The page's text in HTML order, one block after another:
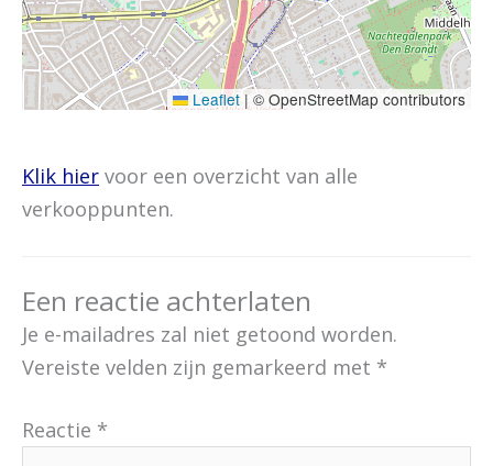
Leaflet | © OpenStreetMap contributors
Klik hier voor een overzicht van alle
verkooppunten.
Een reactie achterlaten
Je e-mailadres zal niet getoond worden.
Vereiste velden zijn gemarkeerd met *
Reactie *